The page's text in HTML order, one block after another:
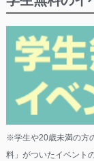
※学生や20歳未満の方
料」がついたイベント